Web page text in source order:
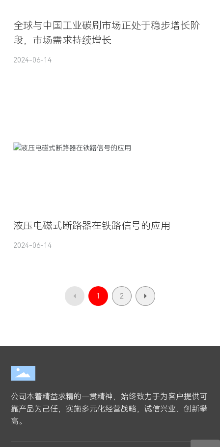
全球与中国工业碳刷市场正处于稳步增长阶
段，市场需求持续增长
2024-06-14
液压电磁式断路器在铁路信号的应用
2024-06-14
1 2
公司本着精益求精的一贯精神，始终致力于为客户提供可
靠产品为己任，实施多元化经营战略，诚信兴业、创新攀
高。